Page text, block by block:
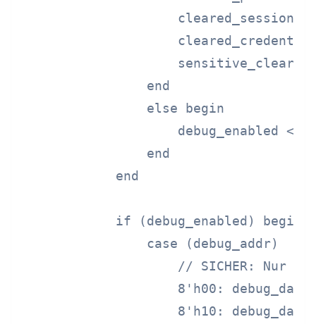
sensitive_cleared
                end
                else begin
debug_enabled <=
                end
            end
            if (debug_enabled) begin
                case (debug_addr)
// SICHER: Nur
8'h00:
8'h10: